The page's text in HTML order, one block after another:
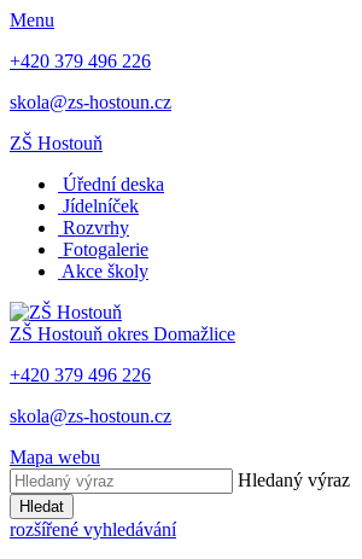
Menu
+420 379 496 226
skola@zs-hostoun.cz
ZŠ Hostouň
Úřední deska
Jídelníček
Rozvrhy
Fotogalerie
Akce školy
ZŠ Hostouň okres Domažlice
+420 379 496 226
skola@zs-hostoun.cz
Mapa webu
Hledaný výraz
Hledat
rozšířené vyhledávání